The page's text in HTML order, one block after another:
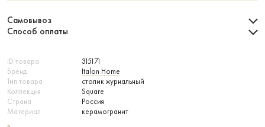
ID товара
315171
Бренд
Italon Home
Тип товара
столик журнальный
Коллекция
Square
Страна
Россия
Материал
керамогранит
Самовывоз
Способ оплаты